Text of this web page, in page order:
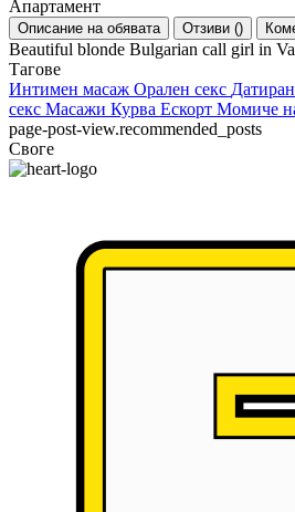
Апартамент
Описание на обявата Отзиви ()
Beautiful blonde Bulgarian call girl in
Тагове
Интимен масаж Орален секс
секс Масажи Курва Ескорт Момиче
page-post-view.recommended_posts
Своге